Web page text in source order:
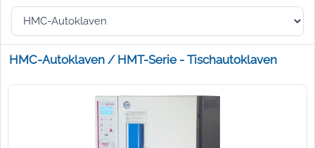
HMC-Autoklaven / HMT-Serie - Tischautoklaven